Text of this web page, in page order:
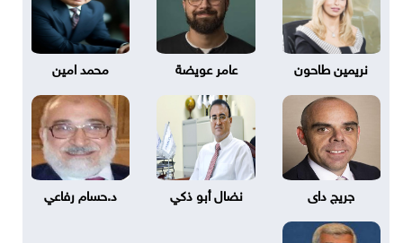
نريمين طاحون عامر عويضة محمد امين
جريج داى نضال أبو ذكي د.حسام رفاعي